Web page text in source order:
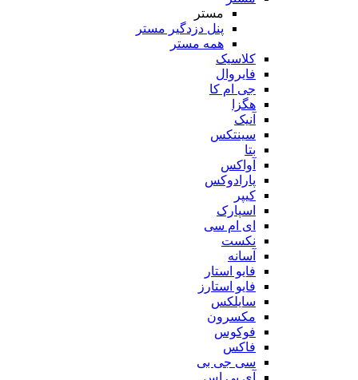
مستر
پنل دزدگیر مستر
همه مستر
کلاسیک
فایروال
جی ام کا
هگزا
آنیک
سینتکس
بتا
آواکس
پارادوکس
کیپر
اسپارک
ای ام سی
نکست
آسانه
فایو استار
فایو استارز
سایلکس
مکسرون
فوکوس
فاکس
سی جی بی
آی پی اس